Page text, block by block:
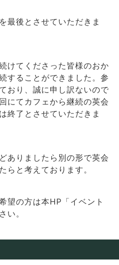
最後とさせていただきま
けてくださった皆様のおか
することができました。参
おり、誠に申し訳ないので
にてカフェから継続の英会
終了とさせていただきま
ありましたら別の形で英会
らと考えております。
望の方は本HP「イベント
い。